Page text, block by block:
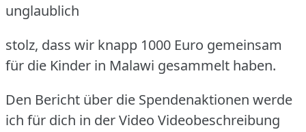
unglaublich
stolz, dass wir knapp 1000 Euro gemeinsam
für die Kinder in Malawi gesammelt haben.
Den Bericht über die Spendenaktionen werde
ich für dich in der Video Videobeschreibung